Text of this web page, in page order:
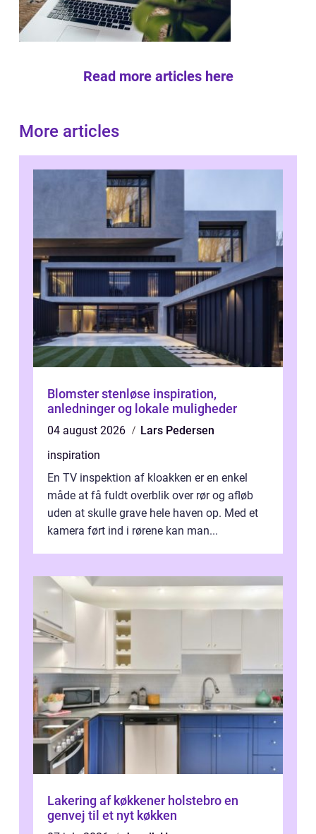
Read more articles here
More articles
Blomster stenløse inspiration,
anledninger og lokale muligheder
04 august 2026
Lars Pedersen
inspiration
En TV inspektion af kloakken er en enkel
måde at få fuldt overblik over rør og afløb
uden at skulle grave hele haven op. Med et
kamera ført ind i rørene kan man...
Lakering af køkkener holstebro en
genvej til et nyt køkken